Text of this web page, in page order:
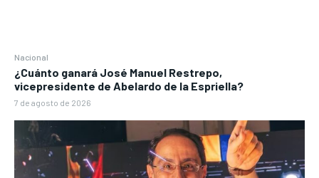
Nacional
¿Cuánto ganará José Manuel Restrepo,
vicepresidente de Abelardo de la Espriella?
7 de agosto de 2026